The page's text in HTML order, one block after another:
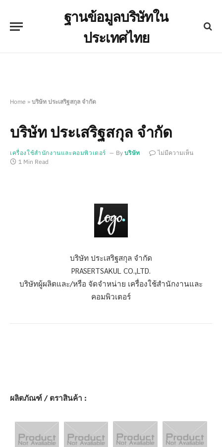
ฐานข้อมูลบริษัทใน
ประเทศไทย
Home » บริษัท ประเสริฐสกุล จำกัด
บริษัท ประเสริฐสกุล จำกัด
เครื่องใช้สำนักงานและคอมพิวเตอร์ By บริษัท
ไม่มีความเห็น
1 Min Read
บริษัท ประเสริฐสกุล จำกัด
PRASERTSAKUL CO.,LTD.
บริษัทผู้ผลิตและ/หรือ จัดจำหน่าย เครื่องใช้สำนักงานและ
คอมพิวเตอร์
ผลิตภัณฑ์ / ตราสินค้า :